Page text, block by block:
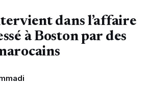
dans l’affaire
à Boston par des